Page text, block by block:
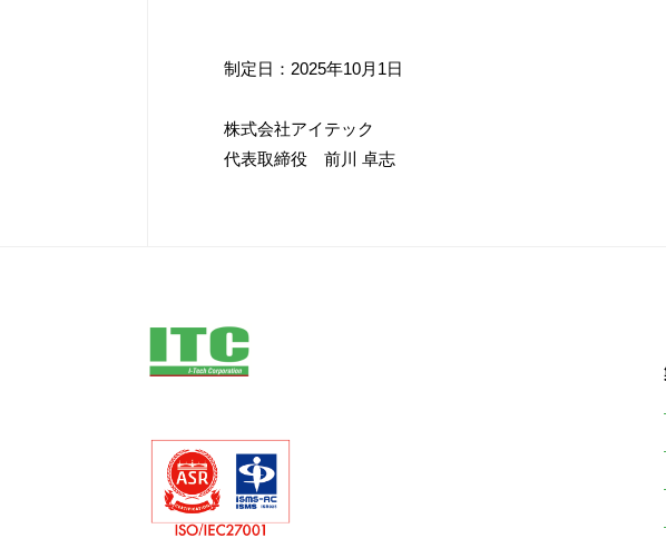
制定日：2025年10月1日
株式会社アイテック
代表取締役 前川 卓志